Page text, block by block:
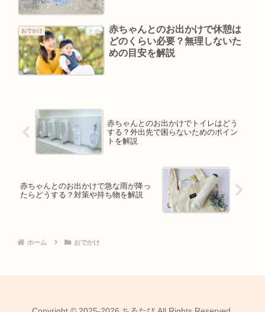
おでかけ
赤ちゃんとのお出かけで休憩は
どのくらい必要？無理しないた
めの目安を解説
赤ちゃんとのお出かけでトイレはどう
する？外出先で困らないためのポイン
トを解説
赤ちゃんとのお出かけで急な雨が降っ
たらどうする？対策や持ち物を解説
ホーム おでかけ